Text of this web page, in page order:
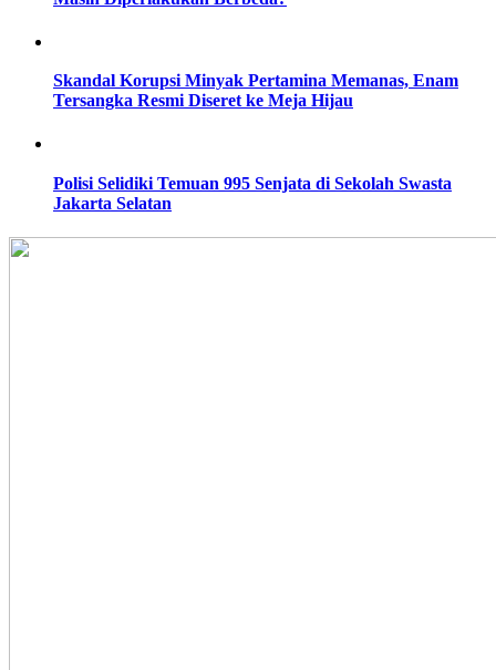
Skandal Korupsi Minyak Pertamina Memanas, Enam
Tersangka Resmi Diseret ke Meja Hijau
Polisi Selidiki Temuan 995 Senjata di Sekolah Swasta
Jakarta Selatan